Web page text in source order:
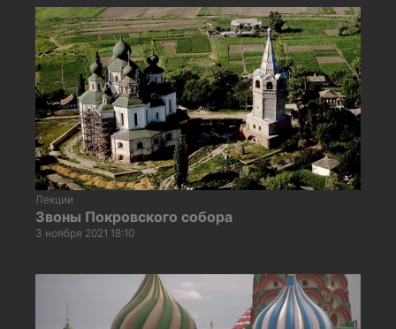
Лекции
Звоны Покровского собора
3 ноября 2021 18:10